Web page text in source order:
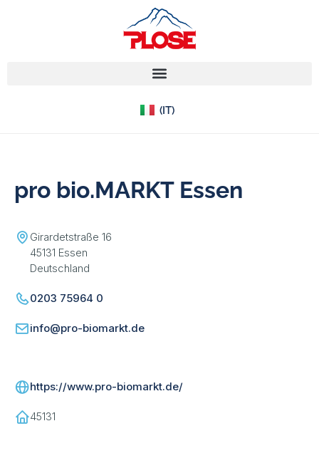
(IT)
(EN)
(DE)
pro bio.MARKT Essen
Girardetstraße 16
45131 Essen
Deutschland
0203 75964 0
info@pro-biomarkt.de
https://www.pro-biomarkt.de/
45131